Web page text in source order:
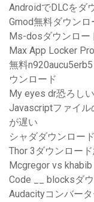
AndroidでDLCをダ
Gmod無料ダウンロ
Ms-dosダウンロー
Max App Locker
無料
ウンロード
My eyes dr恐ろし
Javascriptファイ
が遅い
シャダダウンロー
Thor 3ダウンロー
Mcgregor vs
Code __ blocksダ
Audacityコンバー